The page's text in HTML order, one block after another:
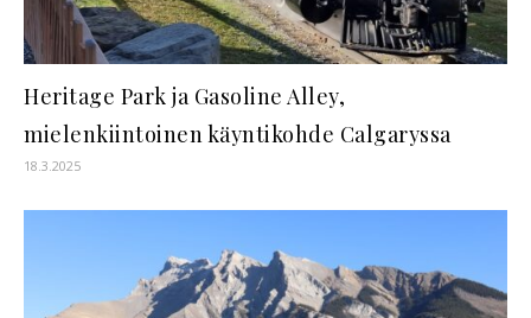
Heritage Park ja Gasoline Alley,
mielenkiintoinen käyntikohde Calgaryssa
18.3.2025